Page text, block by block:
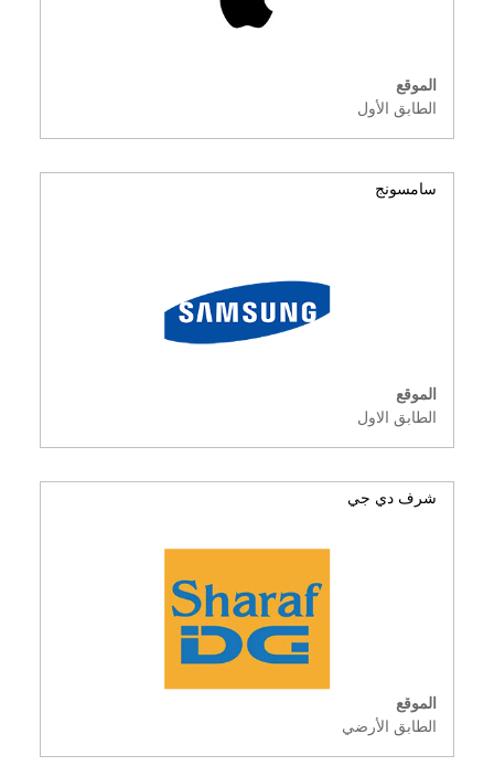
الموقع
الطابق الأول
سامسونج
الموقع
الطابق الاول
شرف دي جي
الموقع
الطابق الأرضي